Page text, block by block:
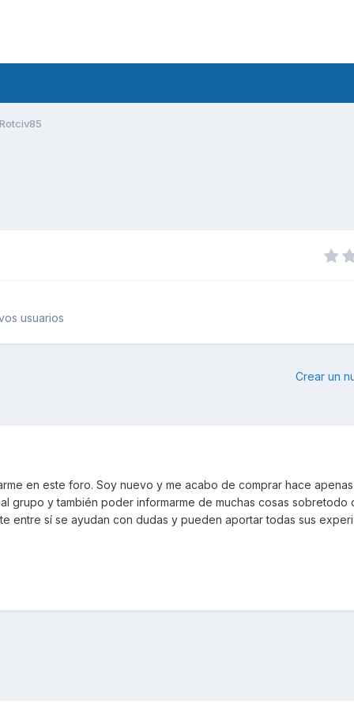
Rotciv85
usuarios
Crear un
en este foro. Soy nuevo y me acabo de comprar hace
grupo y también poder informarme de muchas cosas sobretodo
entre sí se ayudan con dudas y pueden aportar todas sus